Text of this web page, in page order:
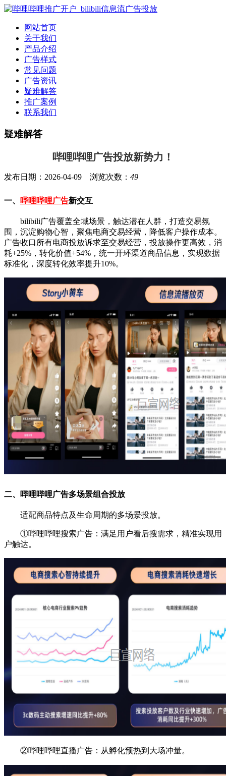
网站首页
关于我们
产品介绍
广告样式
常见问题
广告资讯
疑难解答
推广案例
联系我们
疑难解答
哔哩哔哩广告投放新势力！
发布日期：2026-04-09 浏览次数： 49
一、 哔哩哔哩广告新交互
bilibili广告覆盖全域场景，触达潜在人群，打造交易氛
围，沉淀购物心智，聚焦电商交易经营，降低客户操作成本。
广告收口所有电商投放诉求至交易经营，投放操作更高效，消
耗+25%，转化价值+54%，统一开环渠道商品信息，实现数据
标准化，深度转化效率提升10%。
二、哔哩哔哩广告多场景组合投放
适配商品特点及生命周期的多场景投放。
①哔哩哔哩搜索广告 ：满足用户看后搜需求，精准实现用
户触达。
②哔哩哔哩直播广告 ：从孵化预热到大场冲量。